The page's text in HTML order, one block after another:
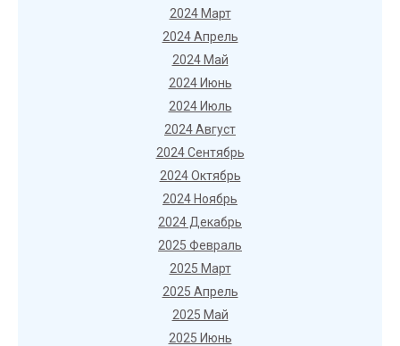
2024 Март
2024 Апрель
2024 Май
2024 Июнь
2024 Июль
2024 Август
2024 Сентябрь
2024 Октябрь
2024 Ноябрь
2024 Декабрь
2025 Февраль
2025 Март
2025 Апрель
2025 Май
2025 Июнь